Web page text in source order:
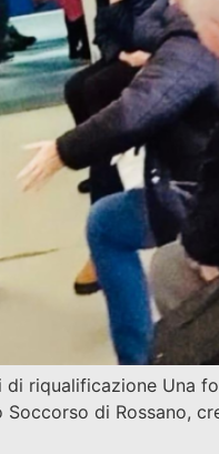
riqualificazione Una
di Rossano,